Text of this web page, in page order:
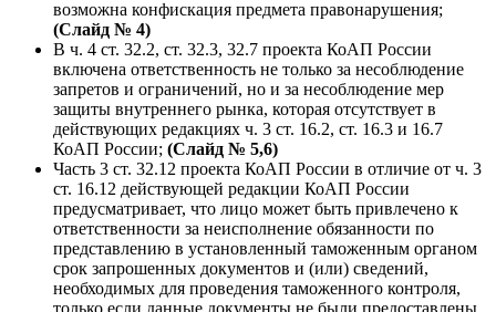
возможна конфискация предмета правонарушения;
(Слайд № 4)
В ч. 4 ст. 32.2, ст. 32.3, 32.7 проекта КоАП России
включена ответственность не только за несоблюдение
запретов и ограничений, но и за несоблюдение мер
защиты внутреннего рынка, которая отсутствует в
действующих редакциях ч. 3 ст. 16.2, ст. 16.3 и 16.7
КоАП России; (Слайд № 5,6)
Часть 3 ст. 32.12 проекта КоАП России в отличие от ч. 3
ст. 16.12 действующей редакции КоАП России
предусматривает, что лицо может быть привлечено к
ответственности за неисполнение обязанности по
представлению в установленный таможенным органом
срок запрошенных документов и (или) сведений,
необходимых для проведения таможенного контроля,
только если данные документы не были предоставлены